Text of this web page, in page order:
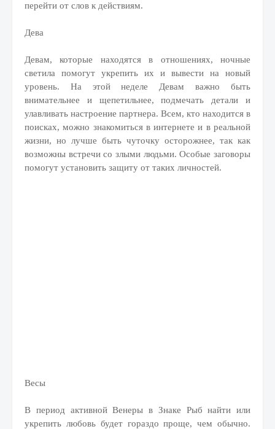
перейти от слов к действиям.
Дева
Девам, которые находятся в отношениях, ночные
светила помогут укрепить их и вывести на новый
уровень. На этой неделе Девам важно быть
внимательнее и щепетильнее, подмечать детали и
улавливать настроение партнера. Всем, кто находится в
поисках, можно знакомиться в интернете и в реальной
жизни, но лучше быть чуточку осторожнее, так как
возможны встречи со злыми людьми. Особые заговоры
помогут установить защиту от таких личностей.
Весы
В период активной Венеры в Знаке Рыб найти или
укрепить любовь будет гораздо проще, чем обычно.